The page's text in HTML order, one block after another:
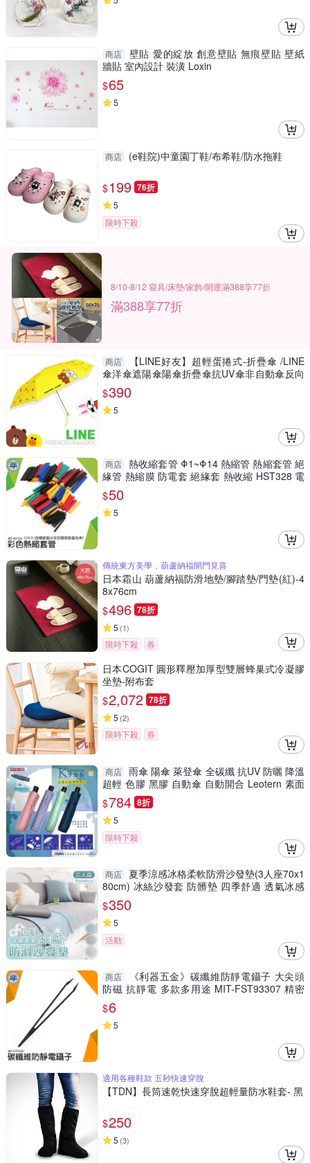
商店
壁貼 愛的綻放 創意壁貼 無痕壁貼 壁紙
牆貼 室內設計 裝潢 Loxin
$65
5
商店 (e鞋院)中童園丁鞋/布希鞋/防水拖鞋
$199 76折
5
限時下殺
8/10-8/12 寢具/床墊/家飾/開運滿388享77折
滿388享77折
商店
【LINE好友】超輕蛋捲式-折疊傘 /LINE
傘洋傘遮陽傘陽傘折疊傘抗UV傘非自動傘反向
傘黑膠傘
$390
5
商店 熱收縮套管 Φ1~Φ14 熱縮管 熱縮套管 絕
緣管 熱縮膜 防電套 絕緣套 熱收縮 HST328 電
線保護套 套管
$50
5
傳統東方美學，葫蘆納福開門見喜
日本霜山 葫蘆納福防滑地墊/腳踏墊/門墊(紅)-4
8x76cm
$496 78折
5 (1)
限時下殺 券
日本COGIT 圓形釋壓加厚型雙層蜂巢式冷凝膠
坐墊-附布套
$2,072 78折
5 (2)
限時下殺 券
商店 雨傘 陽傘 萊登傘 全碳纖 抗UV 防曬 降溫
超輕 色膠 黑膠 自動傘 自動開合 Leotern 素面
四色可選
$784 8折
5
限時下殺
商店
夏季涼感冰格柔軟防滑沙發墊(3人座70x1
80cm) 冰絲沙發套 防髒墊 四季舒適 透氣冰感
沙發蓋布
$350
5
活動
商店
《利器五金》碳纖維防靜電鑷子 大尖頭
防磁 抗靜電 多款多用途 MIT-FST93307 精密
防靜電鑷子 小鑷子
$6
5
適用各種鞋款 五秒快速穿脫
【TDN】長筒速乾快速穿脫超輕量防水鞋套- 黑
$250
5 (3)